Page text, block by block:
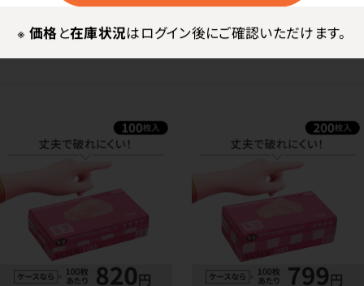
※ 価格と在庫状況はログイン後にご確認いただけます。
商品を見る 商品を見る